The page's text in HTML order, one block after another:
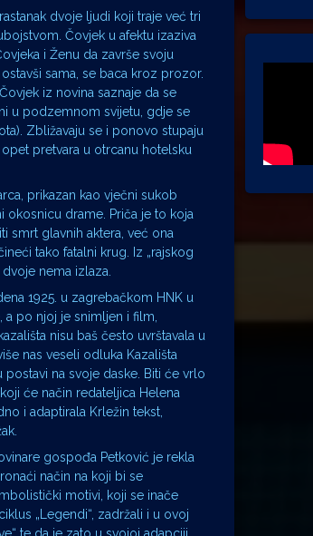
dvoje ljudi koji traje već tri
Čovjek u afektu izaziva
i Ženu da završe svoju
sama, se baca kroz prozor.
iz novina saznaje da se
u podzemnom svijetu, gdje se
Zbližavaju se i ponovo stupaju
pretvara u otrcanu hotelsku
prikazan kao vječni sukob
okosnicu drame. Priča je to koja
smrt glavnih aktera, već ona
tako fatalni krug. Iz „rajskog
nema izlaza.
1925. u zagrebačkom HNK u
a po njoj je snimljen i film,
nisu baš često uvrštavala u
nas veseli odluka Kazališta
postavi na svoje daske. Biti će vrlo
će način redateljica Helena
i adaptirala Krležin tekst,
gospođa Petković je rekla
način na koji bi se
motivi, koji se inače
„Legendi“, zadržali i u ovoj